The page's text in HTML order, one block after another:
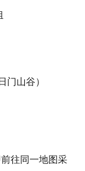
山谷）
往同一地图采